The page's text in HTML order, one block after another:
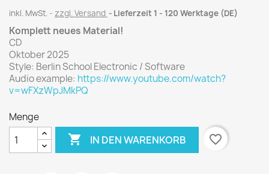
inkl. MwSt. zzgl. Versand Lieferzeit 1 - 120 Werktage (DE)
Komplett neues Material!
CD
Oktober 2025
Style: Berlin School Electronic / Software
Audio example: https://www.youtube.com/watch?
v=wFXzWpJMkPQ
Menge
 IN DEN WARENKORB favorite_border